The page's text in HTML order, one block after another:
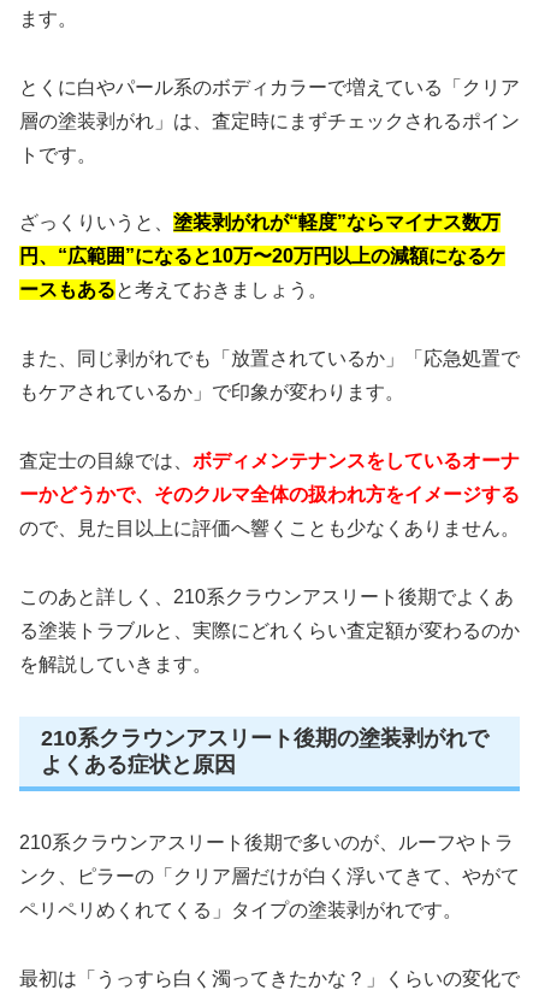
ます。
とくに白やパール系のボディカラーで増えている「クリア
層の塗装剥がれ」は、査定時にまずチェックされるポイン
トです。
ざっくりいうと、 塗装剥がれが“軽度”ならマイナス数万
円、“広範囲”になると10万〜20万円以上の減額になるケ
ースもあると考えておきましょう。
また、同じ剥がれでも「放置されているか」「応急処置で
もケアされているか」で印象が変わります。
査定士の目線では、 ボディメンテナンスをしているオーナ
ーかどうかで、そのクルマ全体の扱われ方をイメージする
ので、見た目以上に評価へ響くことも少なくありません。
このあと詳しく、210系クラウンアスリート後期でよくあ
る塗装トラブルと、実際にどれくらい査定額が変わるのか
を解説していきます。
210系クラウンアスリート後期の塗装剥がれで
よくある症状と原因
210系クラウンアスリート後期で多いのが、ルーフやトラ
ンク、ピラーの「クリア層だけが白く浮いてきて、やがて
ペリペリめくれてくる」タイプの塗装剥がれです。
最初は「うっすら白く濁ってきたかな？」くらいの変化で